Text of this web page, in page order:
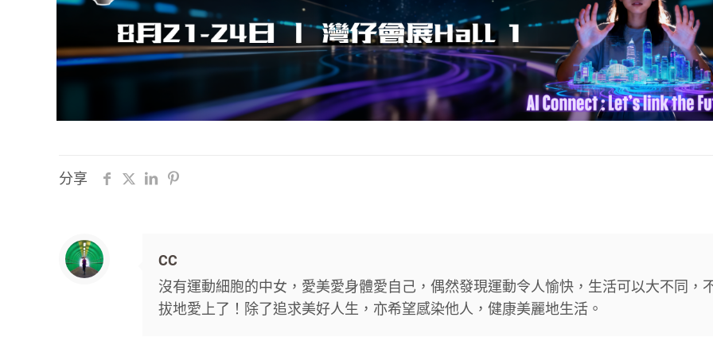
分享
CC
沒有運動細胞的中女，愛美愛身體愛自己，偶然發現運動令人愉快，生活可以大不同，
拔地愛上了！除了追求美好人生，亦希望感染他人，健康美麗地生活。